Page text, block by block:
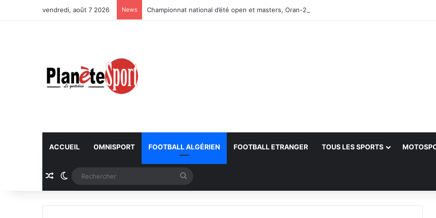
vendredi, août 7 2026 News Championnat national d’été open et masters, Oran-2026 — Le CRB s’adjuge le titre
ACCUEIL OMNISPORT FOOTBALL ALGÉRIEN FOOTBALL ETRANGER TOUS LES SPORTS
Article Aléatoire
Switch skin